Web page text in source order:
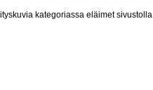
kategoriassa eläimet